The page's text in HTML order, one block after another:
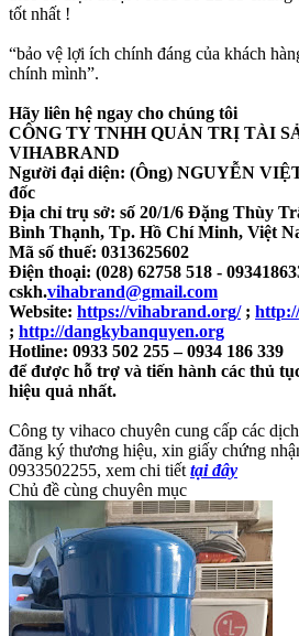
tốt nhất !
“bảo vệ lợi ích chính đáng của khách
chính mình”.
Hãy liên hệ ngay cho chúng tôi
CÔNG TY TNHH QUẢN TRỊ TÀI
VIHABRAND
Người đại diện: (Ông) NGUYỄN
đốc
Địa chỉ trụ sở: số 20/1/6 Đặng Thùy
Bình Thạnh, Tp. Hồ Chí Minh, Việt
Mã số thuế: 0313625602
Điện thoại: (028) 62758 518 -
cskh.vihabrand@gmail.com
Website: https://vihabrand.org/;
; http://dangkybanquyen.org
Hotline: 0933 502 255 – 0934 186 339
để được hỗ trợ và tiến hành các thủ
hiệu quả nhất.
Công ty vihaco chuyên cung cấp các
đăng ký thương hiệu, xin giấy chứng
0933502255, xem chi tiết tại đây
Chủ đề cùng chuyên mục